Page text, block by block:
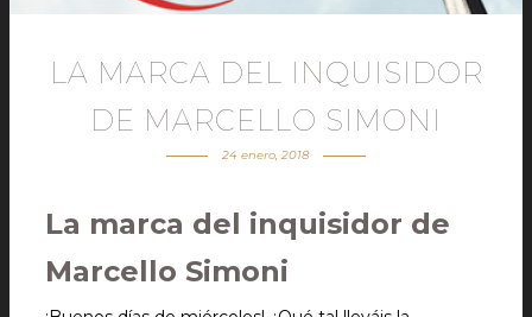
LA MARCA DEL INQUISIDOR
DE MARCELLO SIMONI
24 enero, 2018
La marca del inquisidor de
Marcello Simoni